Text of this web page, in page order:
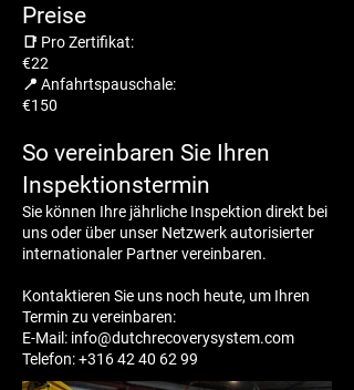
Preise
📑 Pro Zertifikat:
€22
📍 Anfahrtspauschale:
€150
So vereinbaren Sie Ihren
Inspektionstermin
Sie können Ihre jährliche Inspektion direkt bei
uns oder über unser Netzwerk autorisierter
internationaler Partner vereinbaren.
Kontaktieren Sie uns noch heute, um Ihren
Termin zu vereinbaren:
E-Mail: info@dutchrecoverysystem.com
Telefon:+316 42 40 62 99